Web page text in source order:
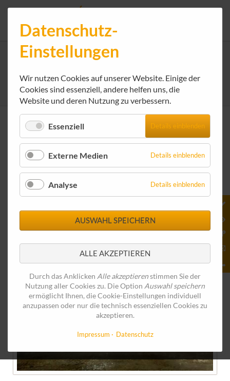
Datenschutz-
Einstellungen
Wir nutzen Cookies auf unserer Website. Einige der
Cookies sind essenziell, andere helfen uns, die
Website und deren Nutzung zu verbessern.
Essenziell Details einblenden
Externe Medien Details einblenden
Analyse Details einblenden
AUSWAHL SPEICHERN
ALLE AKZEPTIEREN
Durch das Anklicken Alle akzeptierenstimmen Sie der
Nutzung aller Cookies zu. Die Option Auswahl speichern
ermöglicht Ihnen, die Cookie-Einstellungen individuell
anzupassen oder nur die technisch essenziellen Cookies zu
akzeptieren.
Impressum Datenschutz
Chronik - Details
rockenstein AG - Internet-Service-Provider We get IT online!
Über uns
Timeline
Chronik - Details
Timeline
2019
Planung Neubau
Firmengebäude